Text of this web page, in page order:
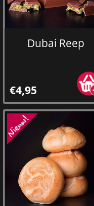
Dubai Reep
€4,95